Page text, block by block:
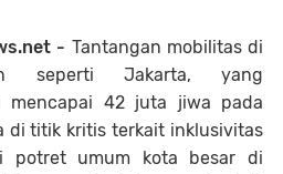
- Tantangan mobilitas di
seperti Jakarta, yang
mencapai 42 juta jiwa pada
di titik kritis terkait inklusivitas
potret umum kota besar di